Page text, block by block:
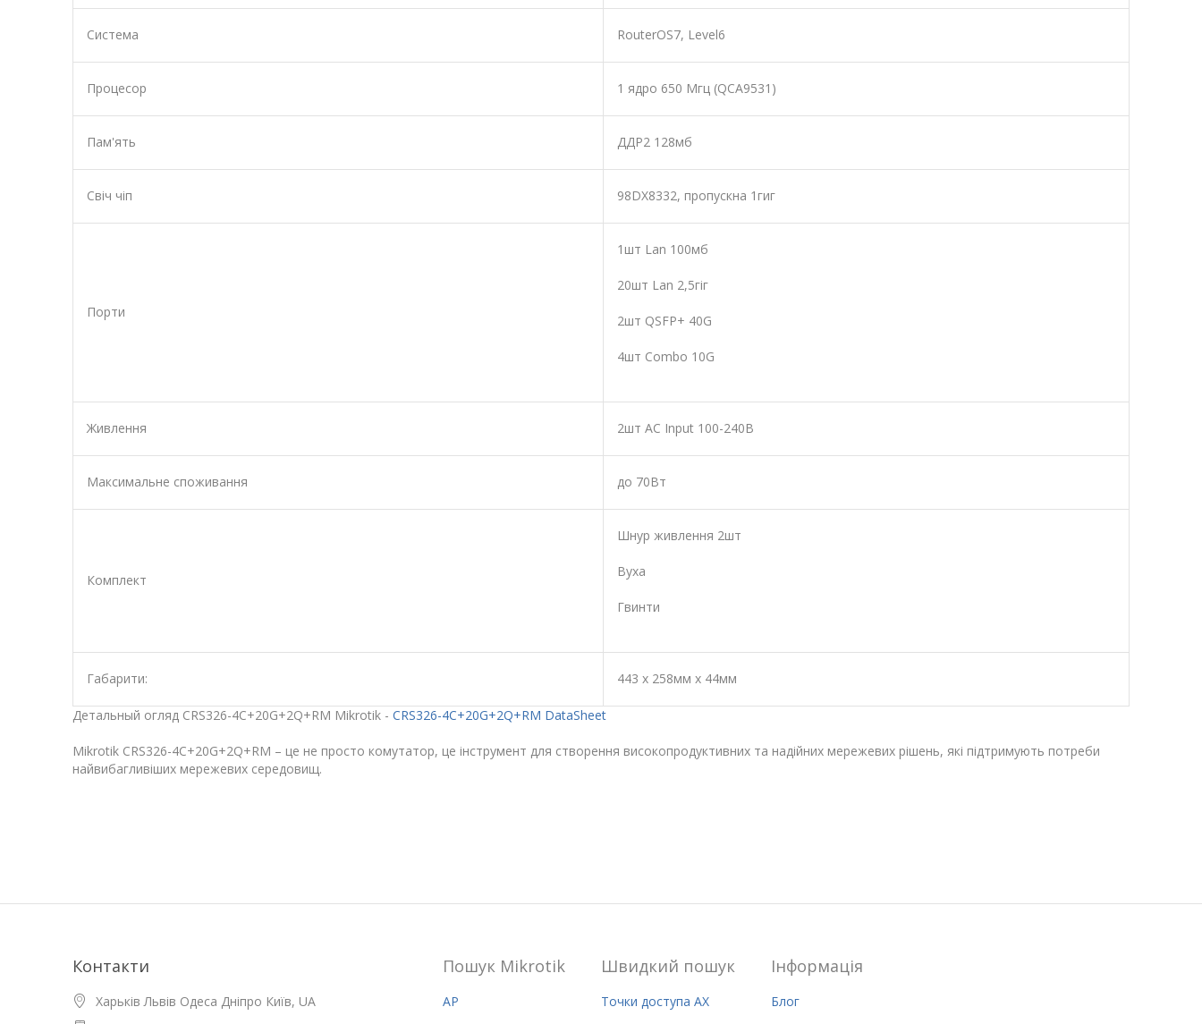
Система RouterOS7, Level6
Процесор 1 ядро 650 Mгц (QCA9531)
Пам'ять ДДР2 128мб
Свіч чіп 98DX8332, пропускна 1гиг
Порти
1шт Lan 100мб
20шт Lan 2,5гіг
2шт QSFP+ 40G
4шт Combo 10G
Живлення 2шт АС Input 100-240В
Максимальне споживання до 70Вт
Комплект
Шнур живлення 2шт
Вуха
Гвинти
Габарити: 443 х 258мм х 44мм
Детальный огляд CRS326-4C+20G+2Q+RM Mikrotik - CRS326-4C+20G+2Q+RM DataSheet
Mikrotik CRS326-4C+20G+2Q+RM – це не просто комутатор, це інструмент для створення високопродуктивних та надійних мережевих рішень, які підтримують потреби
найвибагливіших мережевих середовищ.
Контакти
Харьків Львів Одеса Дніпро Київ, UA
Пошук Mikrotik
AP
Швидкий пошук
Точки доступа AX
Iнформацiя
Блог